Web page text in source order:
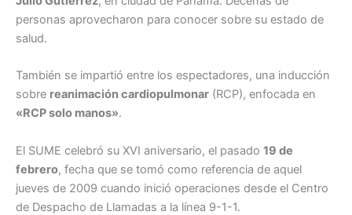
personas aprovecharon para conocer sobre su estado de
salud.
También se impartió entre los espectadores, una inducción
sobre reanimación cardiopulmonar (RCP), enfocada en
«RCP solo manos».
El SUME celebró su XVI aniversario, el pasado 19 de
febrero, fecha que se tomó como referencia de aquel
jueves de 2009 cuando inició operaciones desde el Centro
de Despacho de Llamadas a la línea 9-1-1.